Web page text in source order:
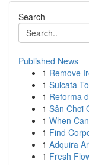
Search
Published News
1 Remove
1 Sulcata
1 Reforma
1 Sân Chơi
1 When
1 Find
1 Adquira
1 Fresh